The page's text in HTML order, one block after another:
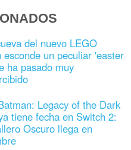
del nuevo LEGO
esconde un peculiar 'easter
ha pasado muy
Legacy of the Dark
tiene fecha en Switch 2:
Oscuro llega en